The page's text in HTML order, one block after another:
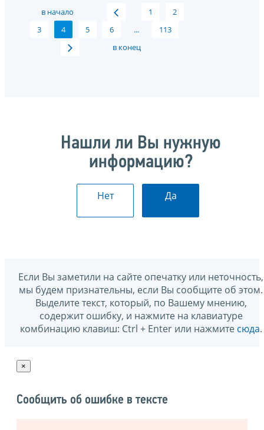
в начало 1
2
3
4 5 6 ...
113
в конец
Нашли ли Вы нужную
информацию?
Нет Да
Если Вы заметили на сайте опечатку или неточность,
мы будем признательны, если Вы сообщите об этом.
Выделите текст, который, по Вашему мнению,
содержит ошибку, и нажмите на клавиатуре
комбинацию клавиш: Ctrl + Enter или нажмите сюда.
×
Сообщить об ошибке в тексте